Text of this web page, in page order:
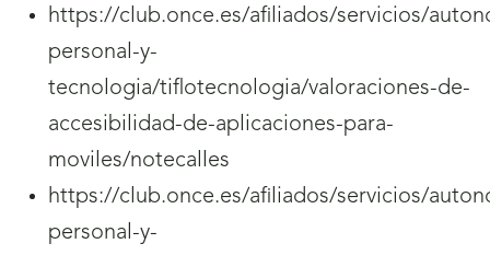
https://club.once.es/afiliados/servicios/
personal-y-
tecnologia/tiflotecnologia/valoraciones-de-
accesibilidad-de-aplicaciones-para-
moviles/notecalles
https://club.once.es/afiliados/servicios/
personal-y-